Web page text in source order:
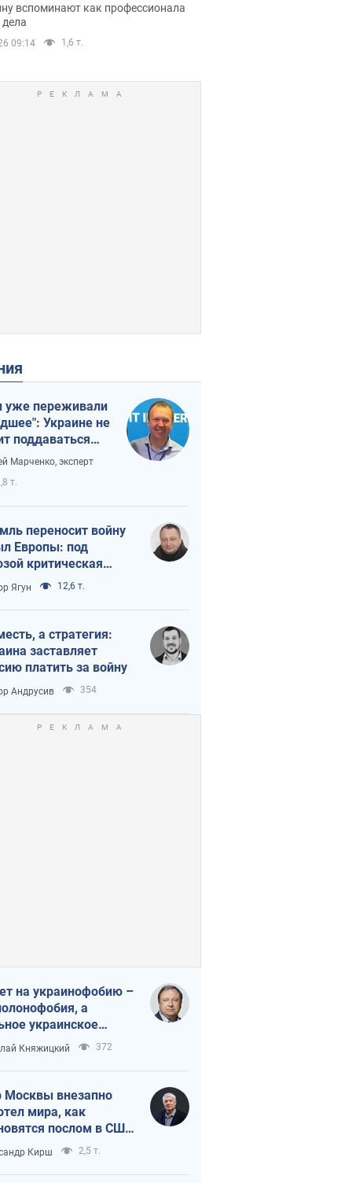
вспоминают как профессионала
дела
09:14 1,6 т.
переживали
Украине не
поддаваться
из-за
Марченко, эксперт
т.
переносит войну
Европы: под
критическая
Ягун 12,6 т.
а стратегия:
заставляет
платить за войну
Андрусив 354
на украинофобию –
а
украинское
Княжицкий 372
Москвы внезапно
мира, как
послом в США
украинские топ-
Кирш 2,5 т.